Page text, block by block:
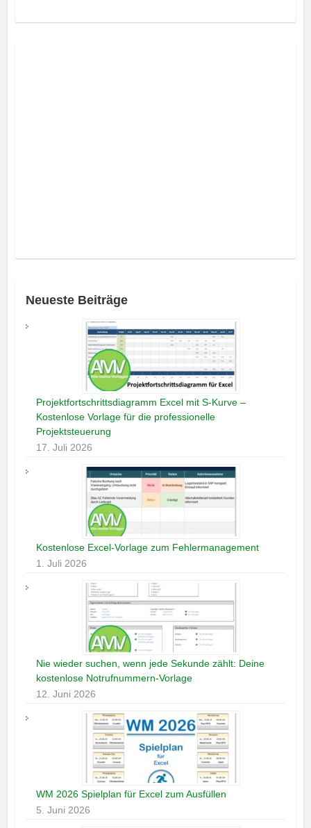
Neueste Beiträge
Projektfortschrittsdiagramm Excel mit S-Kurve –
Kostenlose Vorlage für die professionelle
Projektsteuerung
17. Juli 2026
Kostenlose Excel-Vorlage zum Fehlermanagement
1. Juli 2026
Nie wieder suchen, wenn jede Sekunde zählt: Deine
kostenlose Notrufnummern-Vorlage
12. Juni 2026
WM 2026 Spielplan für Excel zum Ausfüllen
5. Juni 2026